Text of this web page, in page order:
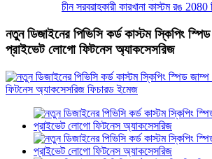
চীন সরবরাহকারী কারখানা কাস্টম রঙ
নতুন ডিজাইনের পিভিসি কর্ড কাস্টম স্কিপিং
প্রাইভেট লোগো ফিটনেস অ্যাকসেসরিজ